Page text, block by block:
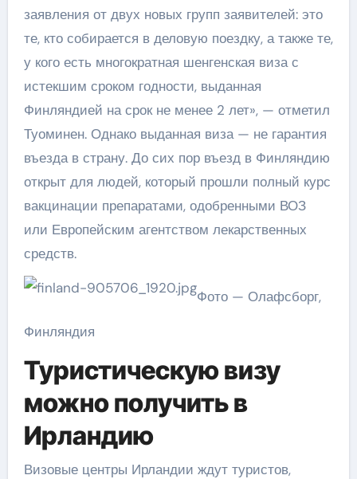
заявления от двух новых групп заявителей: это
те, кто собирается в деловую поездку, а также те,
у кого есть многократная шенгенская виза с
истекшим сроком годности, выданная
Финляндией на срок не менее 2 лет», — отметил
Туоминен. Однако выданная виза — не гарантия
въезда в страну. До сих пор въезд в Финляндию
открыт для людей, который прошли полный курс
вакцинации препаратами, одобренными ВОЗ
или Европейским агентством лекарственных
средств.
Фото — Олафсборг,
Финляндия
Туристическую визу
можно получить в
Ирландию
Визовые центры Ирландии ждут туристов,